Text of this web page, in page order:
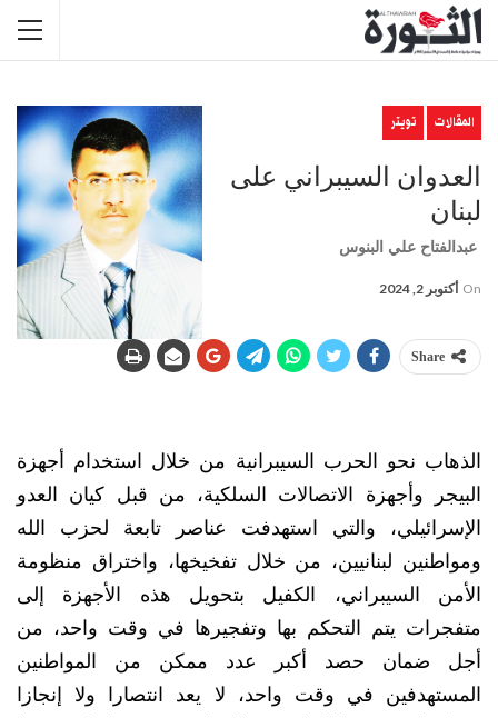
المقالات تويتر
العدوان السيبراني على
لبنان
عبدالفتاح علي البنوس
On أكتوبر 2, 2024
Share
الذهاب نحو الحرب السيبرانية من خلال استخدام أجهزة
البيجر وأجهزة الاتصالات السلكية، من قبل كيان العدو
الإسرائيلي، والتي استهدفت عناصر تابعة لحزب الله
ومواطنين لبنانيين، من خلال تفخيخها، واختراق منظومة
الأمن السيبراني، الكفيل بتحويل هذه الأجهزة إلى
متفجرات يتم التحكم بها وتفجيرها في وقت واحد، من
أجل ضمان حصد أكبر عدد ممكن من المواطنين
المستهدفين في وقت واحد، لا يعد انتصارا ولا إنجازا